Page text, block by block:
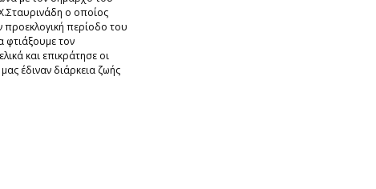
ο οποίος
προεκλογική περίοδο του
φτιάξουμε τον
και επικράτησε οι
έδιναν διάρκεια ζωής